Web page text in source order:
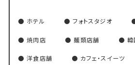
ホテル フォトスタジオ
焼肉店 麺類店舗
洋食店舗 カフェ・スイーツ